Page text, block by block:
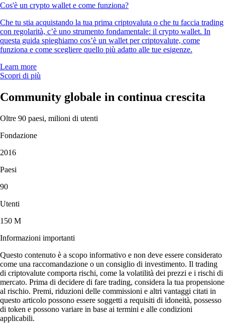
Cos'è un crypto wallet e come funziona?
Che tu stia acquistando la tua prima criptovaluta o che tu faccia trading
con regolarità, c’è uno strumento fondamentale: il crypto wallet. In
questa guida spieghiamo cos’è un wallet per criptovalute, come
funziona e come scegliere quello più adatto alle tue esigenze.
Learn more
Scopri di più
Community globale in continua crescita
Oltre 90 paesi, milioni di utenti
Fondazione
2016
Paesi
90
Utenti
150 M
Informazioni importanti
Questo contenuto è a scopo informativo e non deve essere considerato
come una raccomandazione o un consiglio di investimento. Il trading
di criptovalute comporta rischi, come la volatilità dei prezzi e i rischi di
mercato. Prima di decidere di fare trading, considera la tua propensione
al rischio. Premi, riduzioni delle commissioni e altri vantaggi citati in
questo articolo possono essere soggetti a requisiti di idoneità, possesso
di token e possono variare in base ai termini e alle condizioni
applicabili.